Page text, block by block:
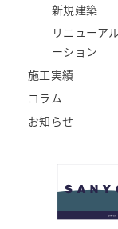
新規建築
リニューア
ーション
施工実績
コラム
お知らせ